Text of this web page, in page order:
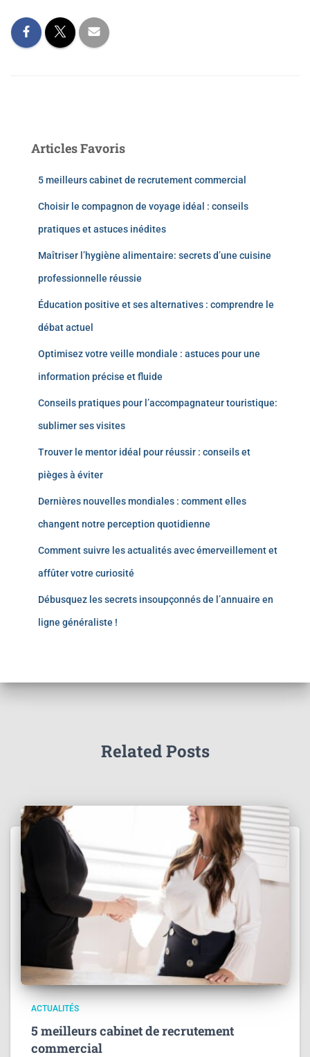
Articles Favoris
5 meilleurs cabinet de recrutement commercial
Choisir le compagnon de voyage idéal : conseils
pratiques et astuces inédites
Maîtriser l’hygiène alimentaire: secrets d’une cuisine
professionnelle réussie
Éducation positive et ses alternatives : comprendre le
débat actuel
Optimisez votre veille mondiale : astuces pour une
information précise et fluide
Conseils pratiques pour l’accompagnateur touristique:
sublimer ses visites
Trouver le mentor idéal pour réussir : conseils et
pièges à éviter
Dernières nouvelles mondiales : comment elles
changent notre perception quotidienne
Comment suivre les actualités avec émerveillement et
affûter votre curiosité
Débusquez les secrets insoupçonnés de l’annuaire en
ligne généraliste !
Related Posts
ACTUALITÉS
5 meilleurs cabinet de recrutement
commercial